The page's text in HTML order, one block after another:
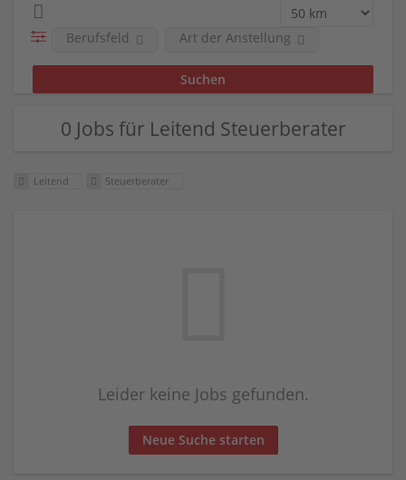
Berufsfeld Art der Anstellung
0 Jobs für Leitend Steuerberater
Leitend Steuerberater
Leider keine Jobs gefunden.
Neue Suche starten